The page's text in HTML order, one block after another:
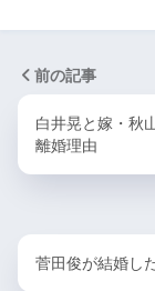
前の記事
白井晃と嫁・秋
離婚理由
菅田俊が結婚し